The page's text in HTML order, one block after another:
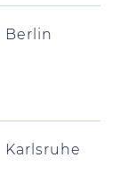
Berlin
Karlsruhe